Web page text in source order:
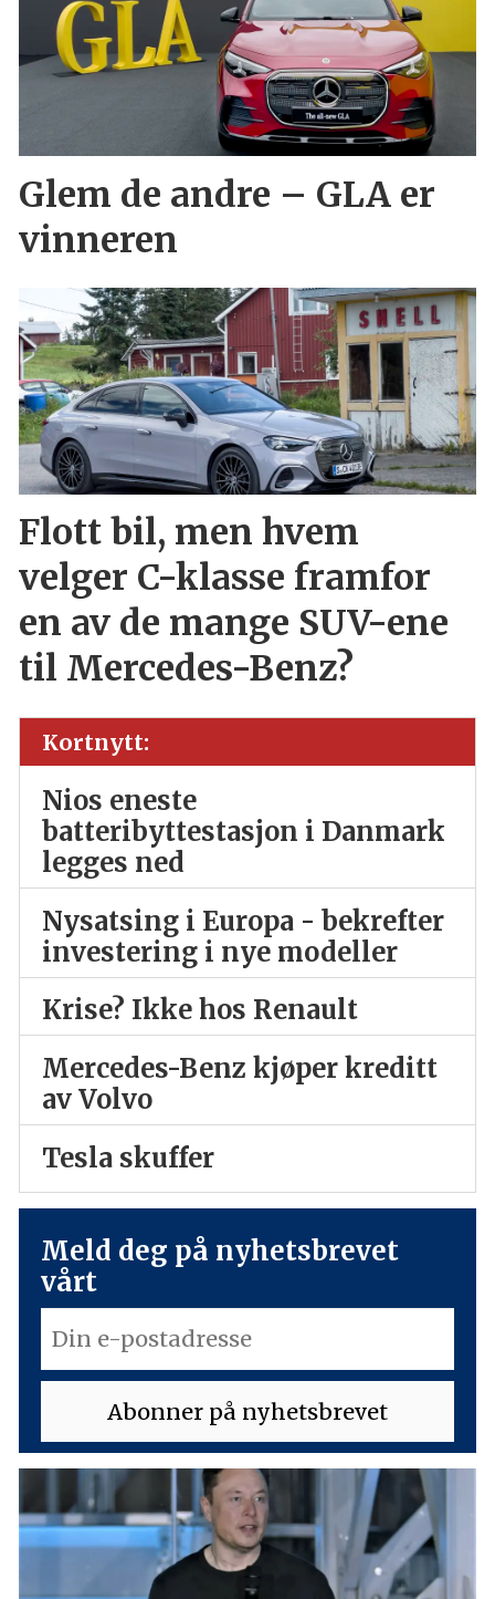
Glem de andre – GLA er
vinneren
Flott bil, men hvem
velger C-klasse framfor
en av de mange SUV-ene
til Mercedes-Benz?
Kortnytt:
Nios eneste
batteribyttestasjon i Danmark
legges ned
Nysatsing i Europa - bekrefter
investering i nye modeller
Krise? Ikke hos Renault
Mercedes-Benz kjøper kreditt
av Volvo
Tesla skuffer
Meld deg på nyhetsbrevet
vårt